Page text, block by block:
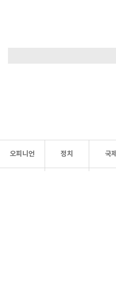
오피니언 정치 국제